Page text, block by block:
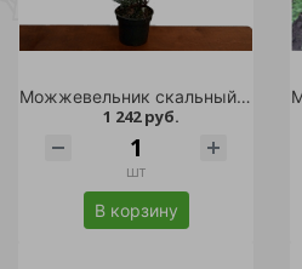
Можжевельник скальный Мунглоу С2 1шт/Juniperus scopulorum Moonglow
1 242 руб.
шт
В корзину